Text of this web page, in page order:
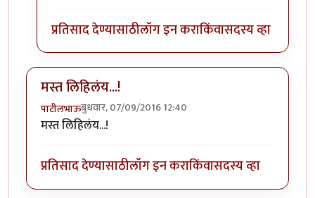
प्रतिसाद देण्यासाठीलॉग इन कराकिंवासदस्य व्हा
मस्त लिहिलंय...!
पाटीलभाऊबुधवार, 07/09/2016 12:40
मस्त लिहिलंय...!
प्रतिसाद देण्यासाठीलॉग इन कराकिंवासदस्य व्हा